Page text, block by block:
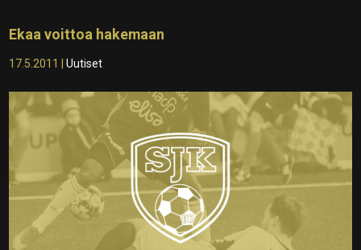
Ekaa voittoa hakemaan
17.5.2011 |Uutiset